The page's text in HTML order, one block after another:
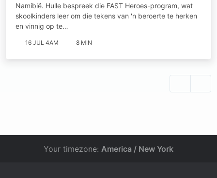
Namibië. Hulle bespreek die FAST Heroes-program, wat
skoolkinders leer om die tekens van 'n beroerte te herken
en vinnig op te…
16 JUL 4AM 8 MIN
Your timezone: America / New York